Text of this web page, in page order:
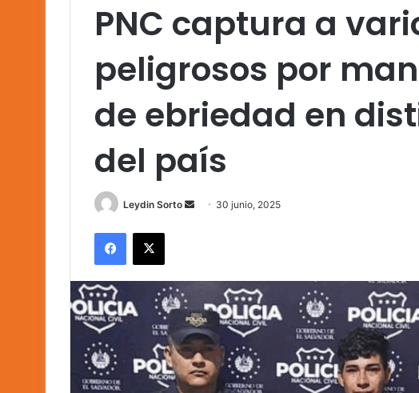
PNC captura a
peligrosos por
de ebriedad en
del país
Leydin Sorto
Send 30 junio, 2025
Facebook
X